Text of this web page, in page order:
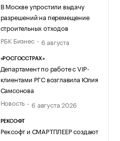
В Москве упростили выдачу
разрешений на перемещение
строительных отходов
РБК Бизнес
6 августа
«РОСГОССТРАХ»
Департамент по работе с VIP-
клиентами РГС возглавила Юлия
Самсонова
Новость
6 августа 2026
РЕКСОФТ
Рексофт и СМАРТПЛЕЕР создают